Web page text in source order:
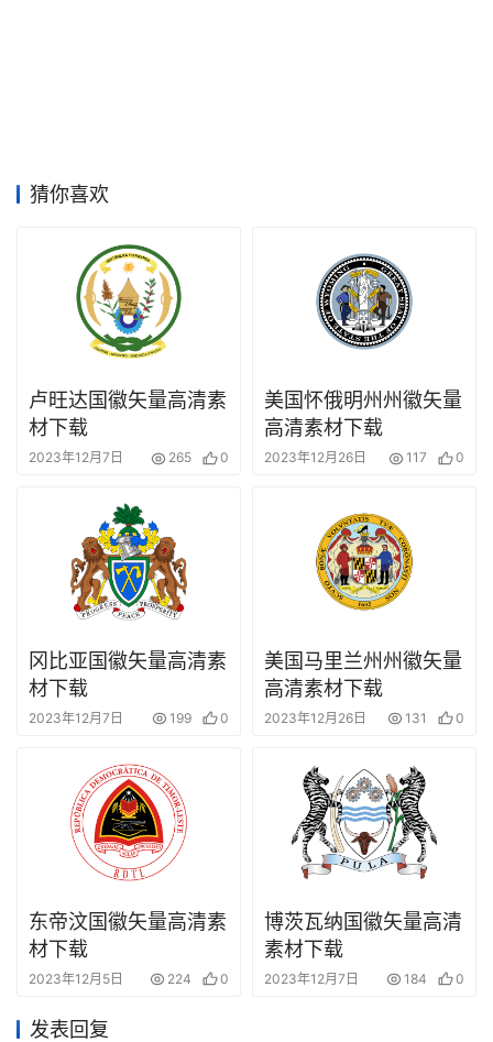
猜你喜欢
卢旺达国徽矢量高清素
材下载
2023年12月7日 265 0
美国怀俄明州州徽矢量
高清素材下载
2023年12月26日 117 0
冈比亚国徽矢量高清素
材下载
2023年12月7日 199 0
美国马里兰州州徽矢量
高清素材下载
2023年12月26日 131 0
东帝汶国徽矢量高清素
材下载
2023年12月5日 224 0
博茨瓦纳国徽矢量高清
素材下载
2023年12月7日 184 0
发表回复